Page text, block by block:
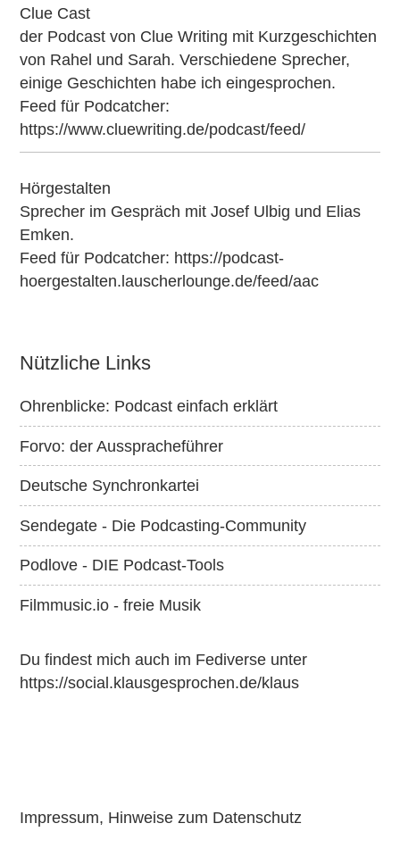
Clue Cast
der Podcast von Clue Writing mit Kurzgeschichten
von Rahel und Sarah. Verschiedene Sprecher,
einige Geschichten habe ich eingesprochen.
Feed für Podcatcher:
https://www.cluewriting.de/podcast/feed/
Hörgestalten
Sprecher im Gespräch mit Josef Ulbig und Elias
Emken.
Feed für Podcatcher: https://podcast-
hoergestalten.lauscherlounge.de/feed/aac
Nützliche Links
Ohrenblicke: Podcast einfach erklärt
Forvo: der Ausspracheführer
Deutsche Synchronkartei
Sendegate - Die Podcasting-Community
Podlove - DIE Podcast-Tools
Filmmusic.io - freie Musik
Du findest mich auch im Fediverse unter
https://social.klausgesprochen.de/klaus
Impressum, Hinweise zum Datenschutz